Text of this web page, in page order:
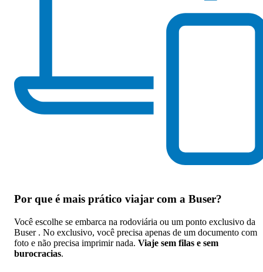
Por que é mais prático viajar com a Buser?
Você escolhe se embarca na rodoviária ou um ponto exclusivo da
Buser . No exclusivo, você precisa apenas de um documento com
foto e não precisa imprimir nada. Viaje sem filas e sem
burocracias.